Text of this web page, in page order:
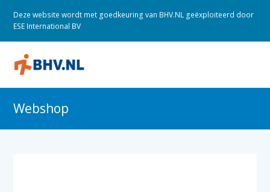
Deze website wordt met goedkeuring van BHV.NL geëxploiteerd door
ESE International BV
Webshop